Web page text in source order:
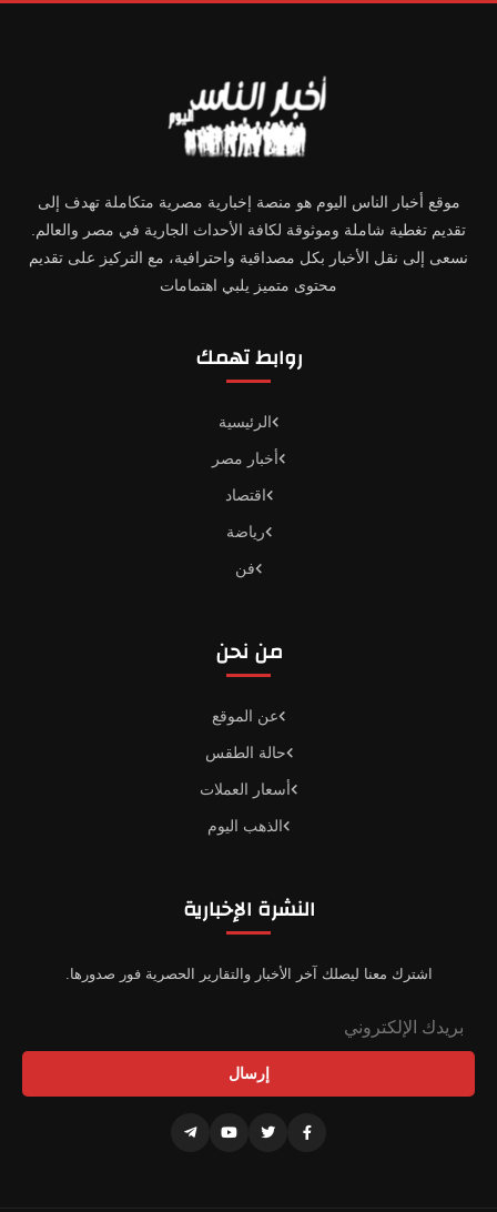
موقع أخبار الناس اليوم هو منصة إخبارية مصرية متكاملة تهدف إلى
تقديم تغطية شاملة وموثوقة لكافة الأحداث الجارية في مصر والعالم.
نسعى إلى نقل الأخبار بكل مصداقية واحترافية، مع التركيز على تقديم
محتوى متميز يلبي اهتمامات
روابط تهمك
الرئيسية
أخبار مصر
اقتصاد
رياضة
فن
من نحن
عن الموقع
حالة الطقس
أسعار العملات
الذهب اليوم
النشرة الإخبارية
اشترك معنا ليصلك آخر الأخبار والتقارير الحصرية فور صدورها.
إرسال